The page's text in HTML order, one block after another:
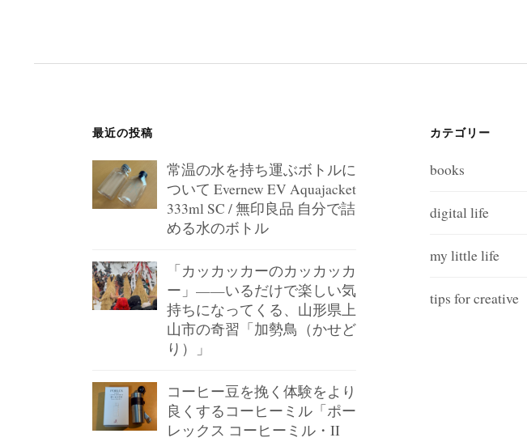
り
最近の投稿
常温の水を持ち運ぶボトルに
ついて Evernew EV Aquajacket
333ml SC / 無印良品 自分で詰
める水のボトル
「カッカッカーのカッカッカ
ー」——いるだけで楽しい気
持ちになってくる、山形県上
山市の奇習「加勢鳥（かせど
り）」
コーヒー豆を挽く体験をより
良くするコーヒーミル「ポー
レックス コーヒーミル・II
カテゴリー
books
digital life
my little life
tips for creative